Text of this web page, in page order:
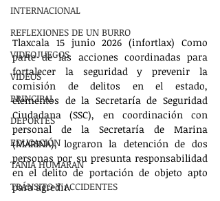
INTERNACIONAL
REFLEXIONES DE UN BURRO
VIDEOJUEGOS
VIDEOS
PRINCIPAL
DEPORTES
EDUCACIÓN
TANIA HUMARAN
TRÁNSITO Y ACCIDENTES
Tlaxcala 15 junio 2026 (infortlax) Como
parte de las acciones coordinadas para
fortalecer la seguridad y prevenir la
comisión de delitos en el estado,
elementos de la Secretaría de Seguridad
Ciudadana (SSC), en coordinación con
personal de la Secretaría de Marina
(MARINA), lograron la detención de dos
personas por su presunta responsabilidad
en el delito de portación de objeto apto
para agredir.